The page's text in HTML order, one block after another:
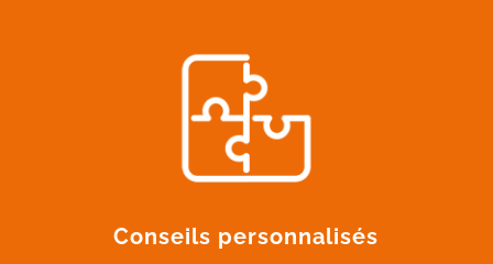
Conseils personnalisés